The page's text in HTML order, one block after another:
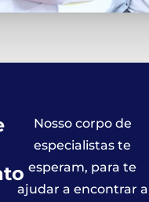
Nosso corpo de
especialistas te
esperam, para te
ajudar a encontrar a